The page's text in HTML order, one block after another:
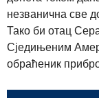
незванична све
Тако би отац
Сједињеним
обраћеник